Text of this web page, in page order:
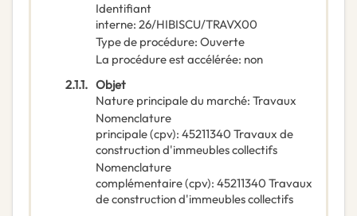
Identifiant
interne: 26/HIBISCU/TRAVX00
Type de procédure: Ouverte
La procédure est accélérée: non
2.1.1. Objet
Nature principale du marché: Travaux
Nomenclature
principale(cpv): 45211340 Travaux de
construction d'immeubles collectifs
Nomenclature
complémentaire(cpv): 45211340 Travaux
de construction d'immeubles collectifs